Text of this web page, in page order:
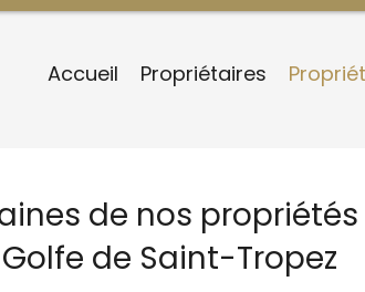
Accueil Propriétaires
de nos propriétés
de Saint-Tropez